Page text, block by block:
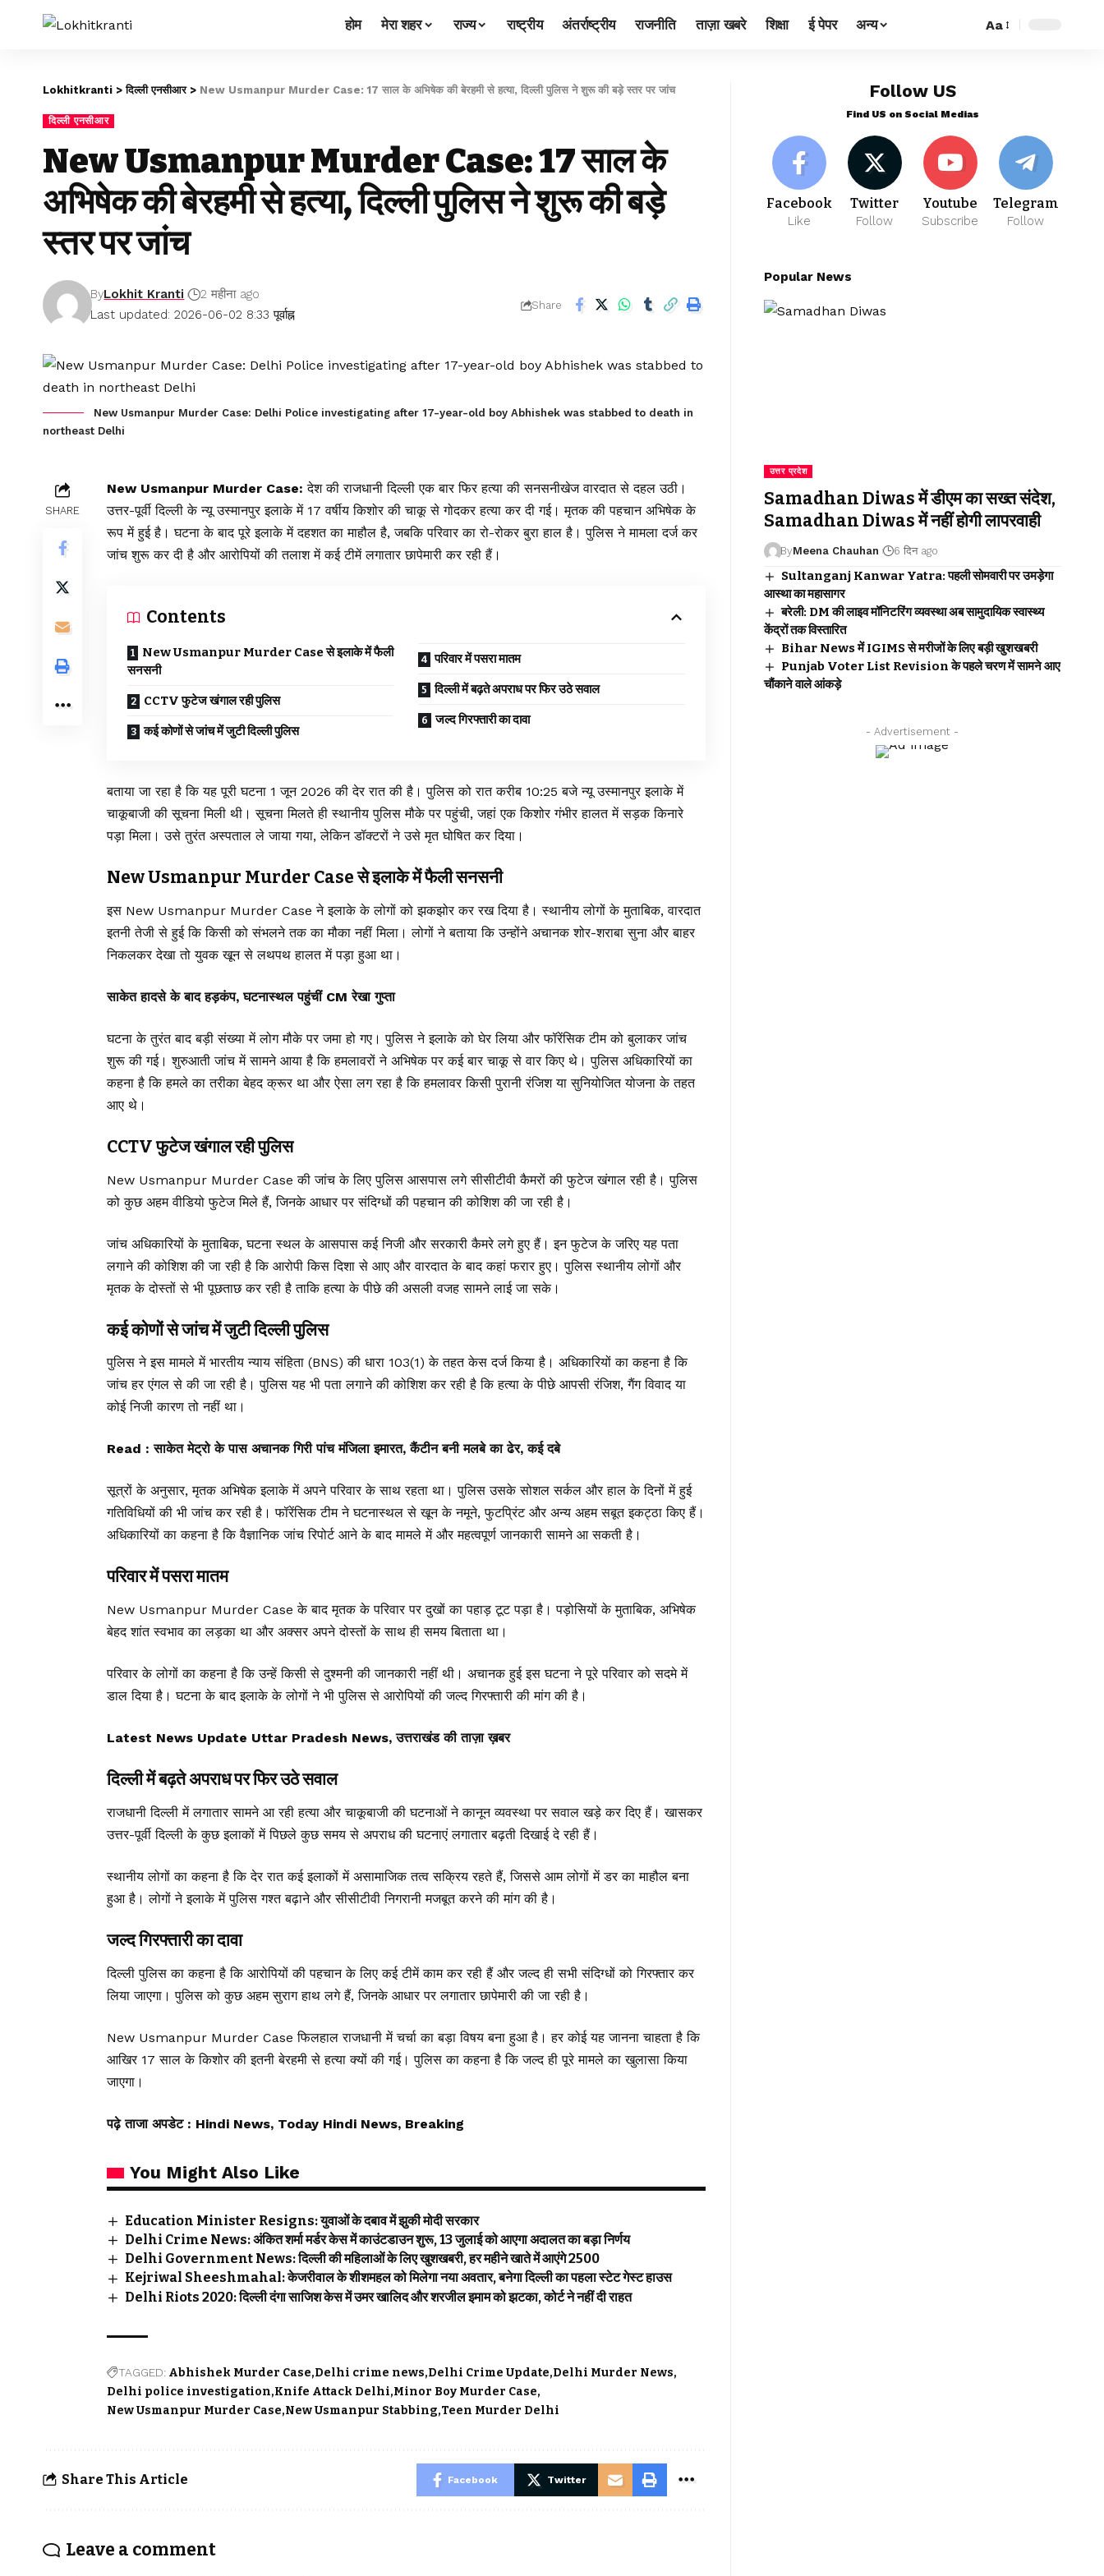
होम मेरा शहर राज्य राष्ट्रीय अंतर्राष्ट्रीय राजनीति ताज़ा खबरे शिक्षा ई पेपर अन्य Aa
Lokhitkranti >दिल्ली एनसीआर> New Usmanpur Murder Case: 17 साल के अभिषेक की बेरहमी से हत्या, दिल्ली पुलिस ने शुरू की बड़े स्तर पर जांच
दिल्ली एनसीआर
New Usmanpur Murder Case: 17 साल के
अभिषेक की बेरहमी से हत्या, दिल्ली पुलिस ने शुरू की बड़े
स्तर पर जांच
Last updated: 2026-06-02 8:33 पूर्वाह्न
ByLokhit Kranti 2 महीना ago
Share
New Usmanpur Murder Case: Delhi Police investigating after 17-year-old boy Abhishek was stabbed to death in
northeast Delhi
SHARE
New Usmanpur Murder Case: देश की राजधानी दिल्ली एक बार फिर हत्या की सनसनीखेज वारदात से दहल उठी।
उत्तर-पूर्वी दिल्ली के न्यू उस्मानपुर इलाके में 17 वर्षीय किशोर की चाकू से गोदकर हत्या कर दी गई। मृतक की पहचान अभिषेक के
रूप में हुई है। घटना के बाद पूरे इलाके में दहशत का माहौल है, जबकि परिवार का रो-रोकर बुरा हाल है। पुलिस ने मामला दर्ज कर
जांच शुरू कर दी है और आरोपियों की तलाश में कई टीमें लगातार छापेमारी कर रही हैं।
Contents
New Usmanpur Murder Case से इलाके में फैली
सनसनी
CCTV फुटेज खंगाल रही पुलिस
कई कोणों से जांच में जुटी दिल्ली पुलिस
परिवार में पसरा मातम
दिल्ली में बढ़ते अपराध पर फिर उठे सवाल
जल्द गिरफ्तारी का दावा
बताया जा रहा है कि यह पूरी घटना 1 जून 2026 की देर रात की है। पुलिस को रात करीब 10:25 बजे न्यू उस्मानपुर इलाके में
चाकूबाजी की सूचना मिली थी। सूचना मिलते ही स्थानीय पुलिस मौके पर पहुंची, जहां एक किशोर गंभीर हालत में सड़क किनारे
पड़ा मिला। उसे तुरंत अस्पताल ले जाया गया, लेकिन डॉक्टरों ने उसे मृत घोषित कर दिया।
New Usmanpur Murder Case से इलाके में फैली सनसनी
इस New Usmanpur Murder Case ने इलाके के लोगों को झकझोर कर रख दिया है। स्थानीय लोगों के मुताबिक, वारदात
इतनी तेजी से हुई कि किसी को संभलने तक का मौका नहीं मिला। लोगों ने बताया कि उन्होंने अचानक शोर-शराबा सुना और बाहर
निकलकर देखा तो युवक खून से लथपथ हालत में पड़ा हुआ था।
साकेत हादसे के बाद हड़कंप, घटनास्थल पहुंचीं CM रेखा गुप्ता
घटना के तुरंत बाद बड़ी संख्या में लोग मौके पर जमा हो गए। पुलिस ने इलाके को घेर लिया और फॉरेंसिक टीम को बुलाकर जांच
शुरू की गई। शुरुआती जांच में सामने आया है कि हमलावरों ने अभिषेक पर कई बार चाकू से वार किए थे। पुलिस अधिकारियों का
कहना है कि हमले का तरीका बेहद क्रूर था और ऐसा लग रहा है कि हमलावर किसी पुरानी रंजिश या सुनियोजित योजना के तहत
आए थे।
CCTV फुटेज खंगाल रही पुलिस
New Usmanpur Murder Case की जांच के लिए पुलिस आसपास लगे सीसीटीवी कैमरों की फुटेज खंगाल रही है। पुलिस
को कुछ अहम वीडियो फुटेज मिले हैं, जिनके आधार पर संदिग्धों की पहचान की कोशिश की जा रही है।
जांच अधिकारियों के मुताबिक, घटना स्थल के आसपास कई निजी और सरकारी कैमरे लगे हुए हैं। इन फुटेज के जरिए यह पता
लगाने की कोशिश की जा रही है कि आरोपी किस दिशा से आए और वारदात के बाद कहां फरार हुए। पुलिस स्थानीय लोगों और
मृतक के दोस्तों से भी पूछताछ कर रही है ताकि हत्या के पीछे की असली वजह सामने लाई जा सके।
कई कोणों से जांच में जुटी दिल्ली पुलिस
पुलिस ने इस मामले में भारतीय न्याय संहिता (BNS) की धारा 103(1) के तहत केस दर्ज किया है। अधिकारियों का कहना है कि
जांच हर एंगल से की जा रही है। पुलिस यह भी पता लगाने की कोशिश कर रही है कि हत्या के पीछे आपसी रंजिश, गैंग विवाद या
कोई निजी कारण तो नहीं था।
Read :साकेत मेट्रो के पास अचानक गिरी पांच मंजिला इमारत, कैंटीन बनी मलबे का ढेर, कई दबे
सूत्रों के अनुसार, मृतक अभिषेक इलाके में अपने परिवार के साथ रहता था। पुलिस उसके सोशल सर्कल और हाल के दिनों में हुई
गतिविधियों की भी जांच कर रही है। फॉरेंसिक टीम ने घटनास्थल से खून के नमूने, फुटप्रिंट और अन्य अहम सबूत इकट्ठा किए हैं।
अधिकारियों का कहना है कि वैज्ञानिक जांच रिपोर्ट आने के बाद मामले में और महत्वपूर्ण जानकारी सामने आ सकती है।
परिवार में पसरा मातम
New Usmanpur Murder Case के बाद मृतक के परिवार पर दुखों का पहाड़ टूट पड़ा है। पड़ोसियों के मुताबिक, अभिषेक
बेहद शांत स्वभाव का लड़का था और अक्सर अपने दोस्तों के साथ ही समय बिताता था।
परिवार के लोगों का कहना है कि उन्हें किसी से दुश्मनी की जानकारी नहीं थी। अचानक हुई इस घटना ने पूरे परिवार को सदमे में
डाल दिया है। घटना के बाद इलाके के लोगों ने भी पुलिस से आरोपियों की जल्द गिरफ्तारी की मांग की है।
Latest News Update Uttar Pradesh News, उत्तराखंड की ताज़ा ख़बर
दिल्ली में बढ़ते अपराध पर फिर उठे सवाल
राजधानी दिल्ली में लगातार सामने आ रही हत्या और चाकूबाजी की घटनाओं ने कानून व्यवस्था पर सवाल खड़े कर दिए हैं। खासकर
उत्तर-पूर्वी दिल्ली के कुछ इलाकों में पिछले कुछ समय से अपराध की घटनाएं लगातार बढ़ती दिखाई दे रही हैं।
स्थानीय लोगों का कहना है कि देर रात कई इलाकों में असामाजिक तत्व सक्रिय रहते हैं, जिससे आम लोगों में डर का माहौल बना
हुआ है। लोगों ने इलाके में पुलिस गश्त बढ़ाने और सीसीटीवी निगरानी मजबूत करने की मांग की है।
जल्द गिरफ्तारी का दावा
दिल्ली पुलिस का कहना है कि आरोपियों की पहचान के लिए कई टीमें काम कर रही हैं और जल्द ही सभी संदिग्धों को गिरफ्तार कर
लिया जाएगा। पुलिस को कुछ अहम सुराग हाथ लगे हैं, जिनके आधार पर लगातार छापेमारी की जा रही है।
New Usmanpur Murder Case फिलहाल राजधानी में चर्चा का बड़ा विषय बना हुआ है। हर कोई यह जानना चाहता है कि
आखिर 17 साल के किशोर की इतनी बेरहमी से हत्या क्यों की गई। पुलिस का कहना है कि जल्द ही पूरे मामले का खुलासा किया
जाएगा।
पढ़े ताजा अपडेट : Hindi News, Today Hindi News, Breaking
You Might Also Like
Education Minister Resigns: युवाओं के दबाव में झुकी मोदी सरकार
Delhi Crime News: अंकित शर्मा मर्डर केस में काउंटडाउन शुरू, 13 जुलाई को आएगा अदालत का बड़ा निर्णय
Delhi Government News: दिल्ली की महिलाओं के लिए खुशखबरी, हर महीने खाते में आएंगे ₹2500
Kejriwal Sheeshmahal: केजरीवाल के शीशमहल को मिलेगा नया अवतार, बनेगा दिल्ली का पहला स्टेट गेस्ट हाउस
Delhi Riots 2020: दिल्ली दंगा साजिश केस में उमर खालिद और शरजील इमाम को झटका, कोर्ट ने नहीं दी राहत
TAGGED: Abhishek Murder Case Delhi crime news Delhi Crime Update Delhi Murder News
Delhi police investigation Knife Attack Delhi Minor Boy Murder Case
New Usmanpur Murder Case New Usmanpur Stabbing Teen Murder Delhi
Share This Article Facebook Twitter
Leave a comment
Follow US
Find US on Social Medias
Facebook
Like
Twitter
Follow
Youtube
Subscribe
Telegram
Follow
Popular News
उत्तर प्रदेश
Samadhan Diwas में डीएम का सख्त संदेश,
Samadhan Diwas में नहीं होगी लापरवाही
ByMeena Chauhan 6 दिन ago
Sultanganj Kanwar Yatra: पहली सोमवारी पर उमड़ेगा
आस्था का महासागर
बरेली: DM की लाइव मॉनिटरिंग व्यवस्था अब सामुदायिक स्वास्थ्य
केंद्रों तक विस्तारित
Bihar News में IGIMS से मरीजों के लिए बड़ी खुशखबरी
Punjab Voter List Revision के पहले चरण में सामने आए
चौंकाने वाले आंकड़े
- Advertisement -